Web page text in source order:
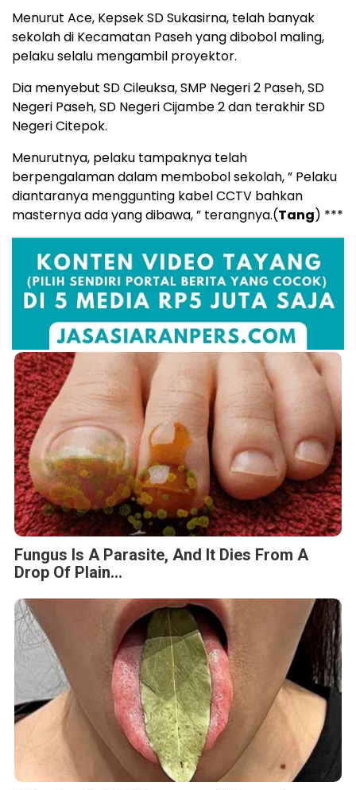
Menurut Ace, Kepsek SD Sukasirna, telah banyak
sekolah di Kecamatan Paseh yang dibobol maling,
pelaku selalu mengambil proyektor.
Dia menyebut SD Cileuksa, SMP Negeri 2 Paseh, SD
Negeri Paseh, SD Negeri Cijambe 2 dan terakhir SD
Negeri Citepok.
Menurutnya, pelaku tampaknya telah
berpengalaman dalam membobol sekolah, ” Pelaku
diantaranya menggunting kabel CCTV bahkan
masternya ada yang dibawa, ” terangnya.(Tang) ***
Fungus Is A Parasite, And It Dies From A
Drop Of Plain...